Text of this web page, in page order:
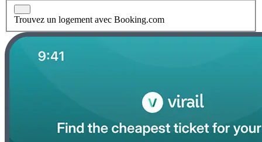
Trouvez un logement avec Booking.com